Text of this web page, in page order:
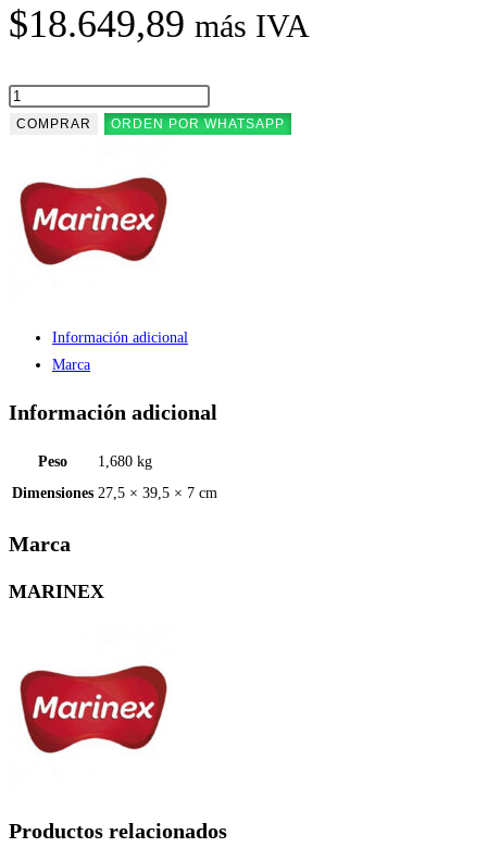
$18.649,89 más IVA
ASADERA
OVAL
GDE.6665
MARINEX
cantidad
COMPRAR ORDEN POR WHATSAPP
Información adicional
Marca
Información adicional
Peso
1,680 kg
Dimensiones 27,5 × 39,5 × 7 cm
Marca
MARINEX
Productos relacionados